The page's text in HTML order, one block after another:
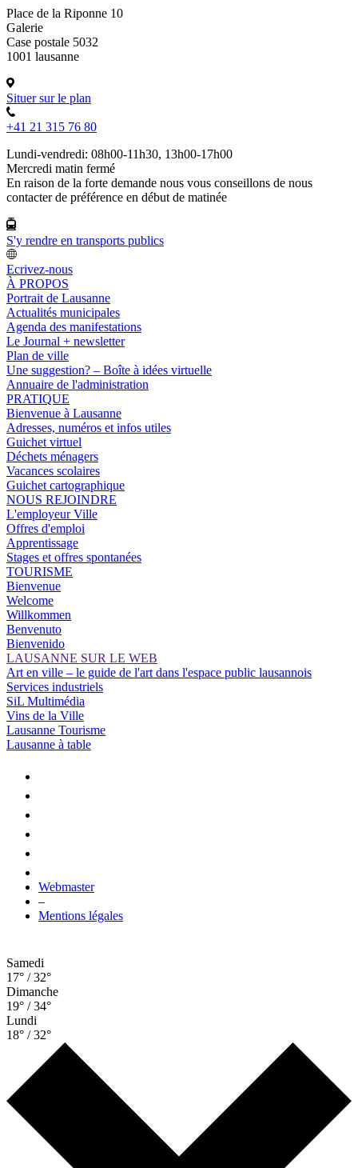
Place de la Riponne 10
Galerie
Case postale 5032
1001 lausanne
Situer sur le plan
+41 21 315 76 80
Lundi-vendredi: 08h00-11h30, 13h00-17h00
Mercredi matin fermé
En raison de la forte demande nous vous conseillons de nous
contacter de préférence en début de matinée
S'y rendre en transports publics
Ecrivez-nous
À PROPOS
Portrait de Lausanne
Actualités municipales
Agenda des manifestations
Le Journal + newsletter
Plan de ville
Une suggestion? – Boîte à idées virtuelle
Annuaire de l'administration
PRATIQUE
Bienvenue à Lausanne
Adresses, numéros et infos utiles
Guichet virtuel
Déchets ménagers
Vacances scolaires
Guichet cartographique
NOUS REJOINDRE
L'employeur Ville
Offres d'emploi
Apprentissage
Stages et offres spontanées
TOURISME
Bienvenue
Welcome
Willkommen
Benvenuto
Bienvenido
LAUSANNE SUR LE WEB
Art en ville – le guide de l'art dans l'espace public lausannois
Services industriels
SiL Multimédia
Vins de la Ville
Lausanne Tourisme
Lausanne à table
Webmaster
–
Mentions légales
Samedi
17° / 32°
Dimanche
19° / 34°
Lundi
18° / 32°